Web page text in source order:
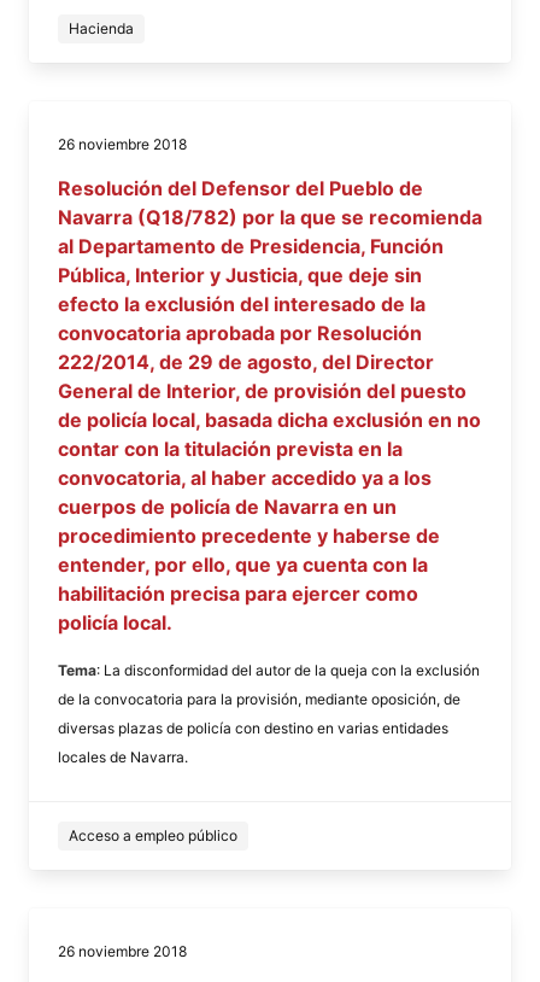
Hacienda
26 noviembre 2018
Resolución del Defensor del Pueblo de
Navarra (Q18/782) por la que se recomienda
al Departamento de Presidencia, Función
Pública, Interior y Justicia, que deje sin
efecto la exclusión del interesado de la
convocatoria aprobada por Resolución
222/2014, de 29 de agosto, del Director
General de Interior, de provisión del puesto
de policía local, basada dicha exclusión en no
contar con la titulación prevista en la
convocatoria, al haber accedido ya a los
cuerpos de policía de Navarra en un
procedimiento precedente y haberse de
entender, por ello, que ya cuenta con la
habilitación precisa para ejercer como
policía local.
Tema: La disconformidad del autor de la queja con la exclusión
de la convocatoria para la provisión, mediante oposición, de
diversas plazas de policía con destino en varias entidades
locales de Navarra.
Acceso a empleo público
26 noviembre 2018